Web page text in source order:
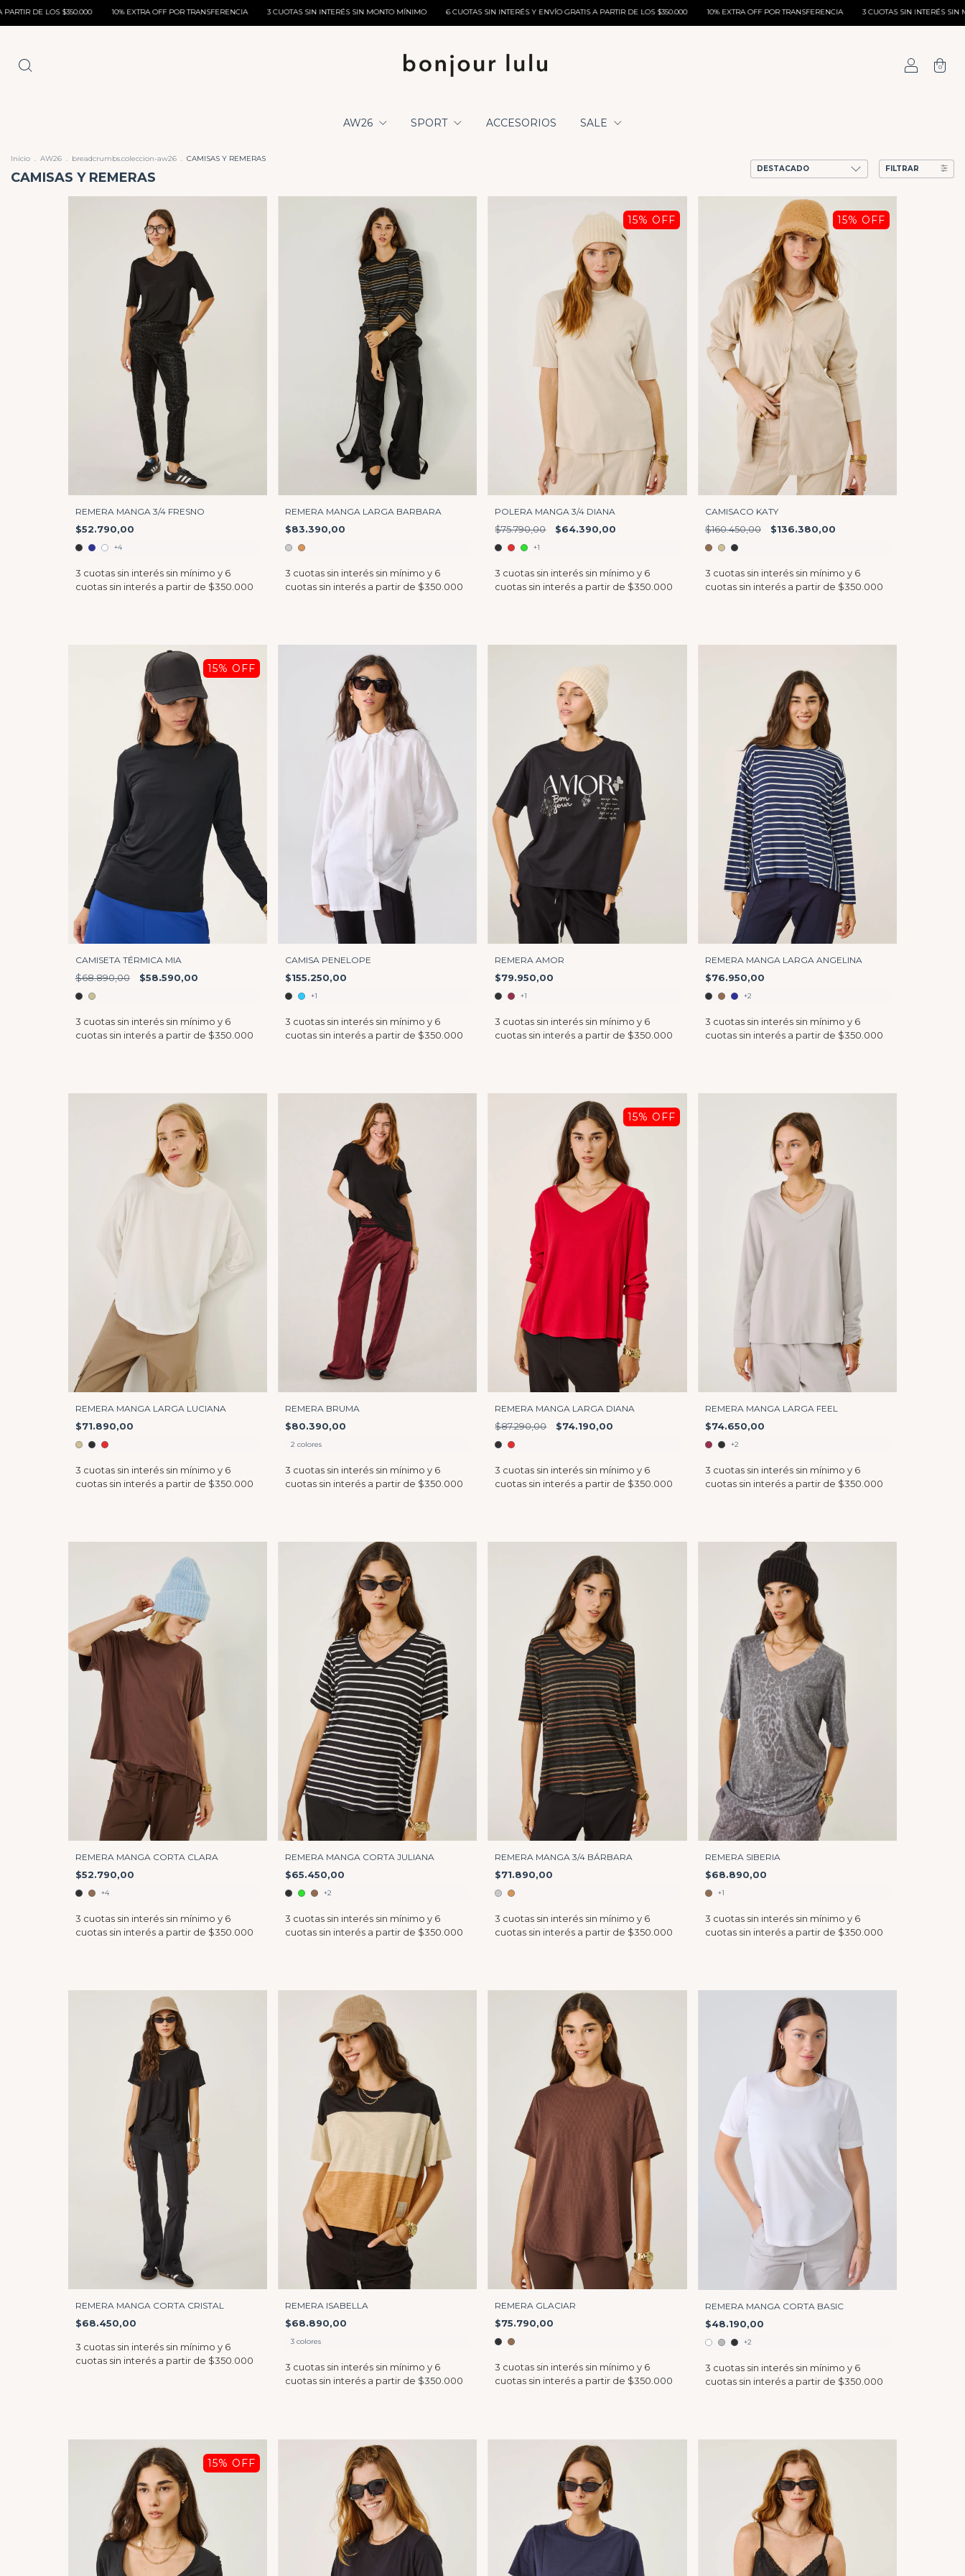
10% EXTRA OFF POR TRANSFERENCIA 3 CUOTAS SIN INTERÉS SIN MONTO MÍNIMO 6 CUOTAS SIN INTERÉS Y ENVÍO GRATIS A PARTIR DE LOS $350.000 10% EXTRA OFF POR TRANSFERENCIA 3 CUOTAS SIN INTERÉS SIN MONTO MÍNIMO
0
AW26 SPORT ACCESORIOS SALE
Inicio . AW26 . breadcrumbs.coleccion-aw26 . CAMISAS Y REMERAS
CAMISAS Y REMERAS
FILTRAR
REMERA MANGA 3/4 FRESNO
$52.790,00
+4
REMERA MANGA LARGA BARBARA
$83.390,00
15% OFF
POLERA MANGA 3/4 DIANA
$75.790,00 $64.390,00
+1
15% OFF
CAMISACO KATY
$160.450,00 $136.380,00
15% OFF
CAMISETA TÉRMICA MIA
$68.890,00 $58.590,00
CAMISA PENELOPE
$155.250,00
+1
REMERA AMOR
$79.950,00
+1
REMERA MANGA LARGA ANGELINA
$76.950,00
+2
REMERA MANGA LARGA LUCIANA
$71.890,00
REMERA BRUMA
$80.390,00
2 colores
15% OFF
REMERA MANGA LARGA DIANA
$87.290,00 $74.190,00
REMERA MANGA LARGA FEEL
$74.650,00
+2
REMERA MANGA CORTA CLARA
$52.790,00
+4
REMERA MANGA CORTA JULIANA
$65.450,00
+2
REMERA MANGA 3/4 BÁRBARA
$71.890,00
REMERA SIBERIA
$68.890,00
+1
REMERA MANGA CORTA CRISTAL
$68.450,00
REMERA ISABELLA
$68.890,00
3 colores
REMERA GLACIAR
$75.790,00
REMERA MANGA CORTA BASIC
$48.190,00
+2
15% OFF